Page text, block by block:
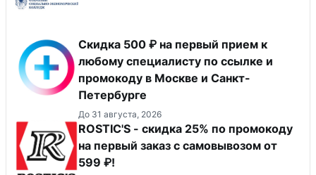
Скидка 500 ₽ на первый прием к
любому специалисту по ссылке и
промокоду в Москве и Санкт-
Петербурге
До 31 августа, 2026
ROSTIC'S - скидка 25% по промокоду
на первый заказ с самовывозом от
599 ₽!